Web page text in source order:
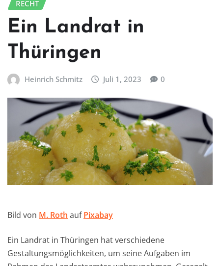
RECHT
Ein Landrat in
Thüringen
Heinrich Schmitz Juli 1, 2023 0
Bild von M. Roth aufPixabay
Ein Landrat in Thüringen hat verschiedene
Gestaltungsmöglichkeiten, um seine Aufgaben im